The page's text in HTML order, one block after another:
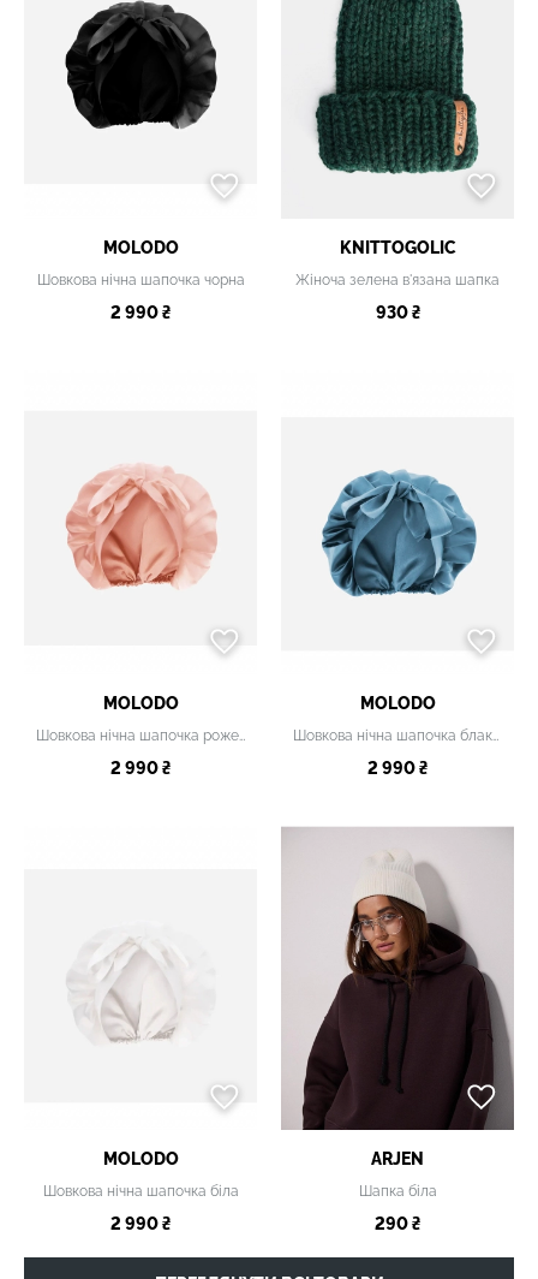
MOLODO
Шовкова нічна шапочка чорна
2 990 ₴
KNITTOGOLIC
Жіноча зелена в'язана шапка
930 ₴
MOLODO
Шовкова нічна шапочка рожева
2 990 ₴
MOLODO
Шовкова нічна шапочка блакитна
2 990 ₴
MOLODO
Шовкова нічна шапочка біла
2 990 ₴
ARJEN
Шапка біла
290 ₴